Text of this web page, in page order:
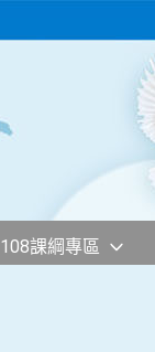
108課綱專區